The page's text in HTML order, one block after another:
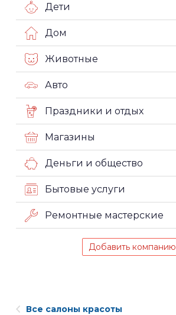
Дети
Дом
Животные
Авто
Праздники и отдых
Магазины
Деньги и общество
Бытовые услуги
Ремонтные мастерские
Добавить компанию
Все салоны красоты